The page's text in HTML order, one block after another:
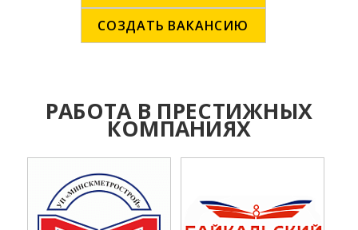
СОЗДАТЬ ВАКАНСИЮ
РАБОТА В ПРЕСТИЖНЫХ
КОМПАНИЯХ